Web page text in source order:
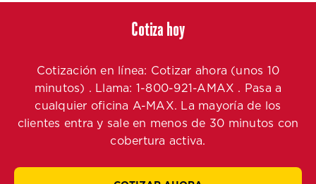
Cotiza hoy
Cotización en línea: Cotizar ahora (unos 10
minutos) . Llama: 1-800-921-AMAX . Pasa a
cualquier oficina A-MAX. La mayoría de los
clientes entra y sale en menos de 30 minutos con
cobertura activa.